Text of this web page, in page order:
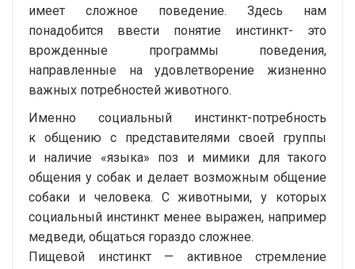
имеет сложное поведение. Здесь нам
понадобится ввести понятие инстинкт- это
врожденные программы поведения,
направленные на удовлетворение жизненно
важных потребностей животного.
Именно социальный инстинкт-потребность
к общению с представителями своей группы
и наличие «языка» поз и мимики для такого
общения у собак и делает возможным общение
собаки и человека. С животными, у которых
социальный инстинкт менее выражен, например
медведи, общаться гораздо сложнее.
Пищевой инстинкт — активное стремление